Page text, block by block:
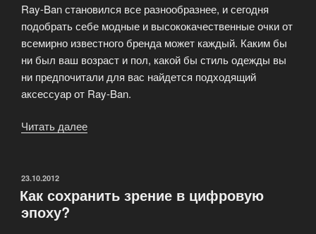
Ray-Ban становился все разнообразнее, и сегодня
подобрать себе модные и высококачественные очки от
всемирно известного бренда может каждый. Каким бы
ни был ваш возраст и пол, какой бы стиль одежды вы
ни предпочитали для вас найдется подходящий
аксессуар от Ray-Ban.
Читать далее
стиль
ОПУБЛИКОВАНО
23.10.2012
Как сохранить зрение в цифровую
эпоху?